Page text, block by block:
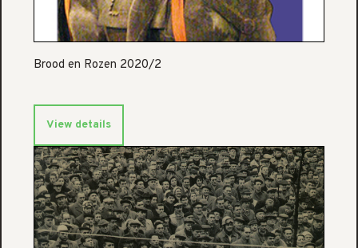
Brood en Rozen 2020/2
View details